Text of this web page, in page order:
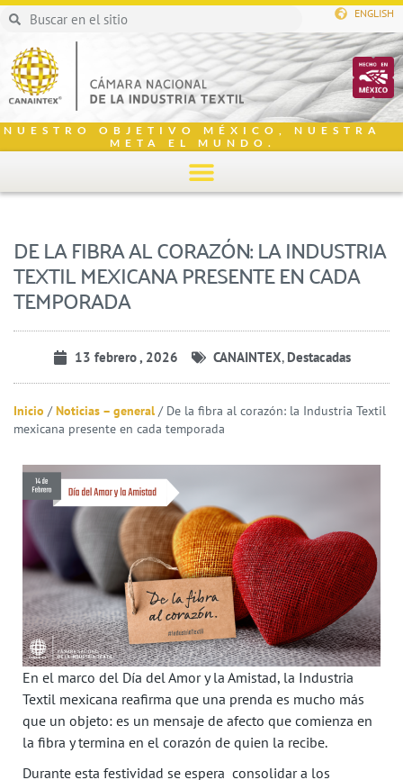
ENGLISH
NUESTRO OBJETIVO MÉXICO, NUESTRA
META EL MUNDO.
DE LA FIBRA AL CORAZÓN: LA INDUSTRIA
TEXTIL MEXICANA PRESENTE EN CADA
TEMPORADA
13 febrero , 2026 CANAINTEX, Destacadas
Inicio /Noticias – general / De la fibra al corazón: la Industria Textil
mexicana presente en cada temporada
En el marco del Día del Amor y la Amistad, la Industria
Textil mexicana reafirma que una prenda es mucho más
que un objeto: es un mensaje de afecto que comienza en
la fibra y termina en el corazón de quien la recibe.
Durante esta festividad se espera consolidar a los